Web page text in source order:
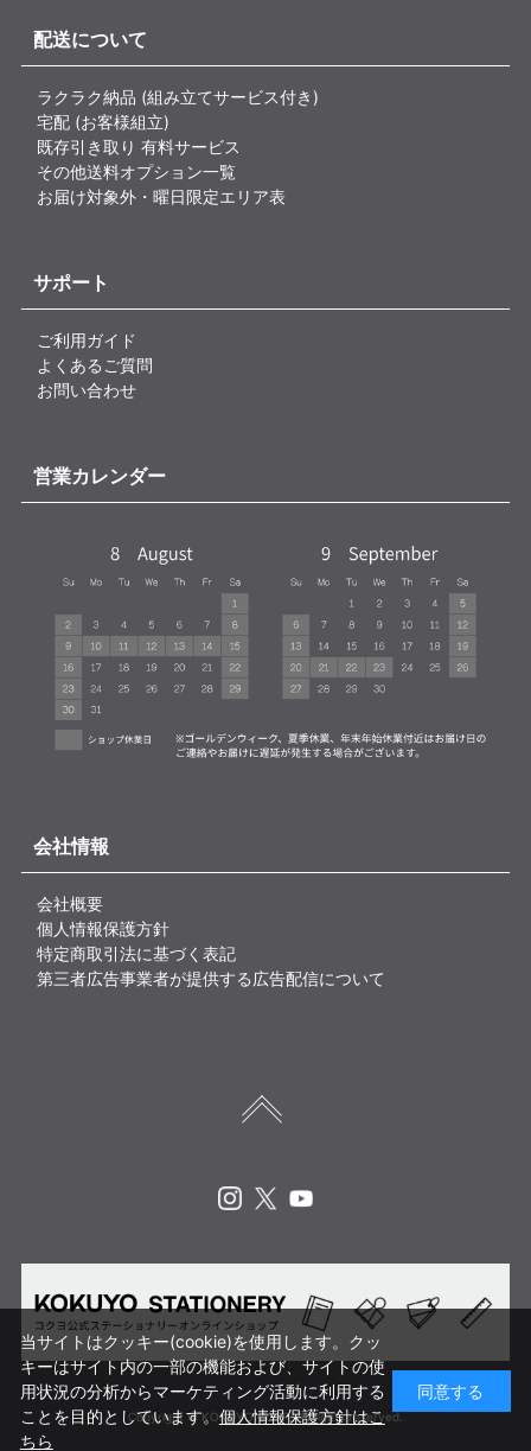
配送について
ラクラク納品 (組み立てサービス付き)
宅配 (お客様組立)
既存引き取り 有料サービス
その他送料オプション一覧
お届け対象外・曜日限定エリア表
サポート
ご利用ガイド
よくあるご質問
お問い合わせ
営業カレンダー
会社情報
会社概要
個人情報保護方針
特定商取引法に基づく表記
第三者広告事業者が提供する広告配信について
Copyright © KOKUYO CORP. All rights reserved.
当サイトはクッキー(cookie)を使用します。クッ
キーはサイト内の一部の機能および、サイトの使
用状況の分析からマーケティング活動に利用する
ことを目的としています。個人情報保護方針はこ
ちら
同意する